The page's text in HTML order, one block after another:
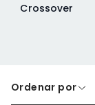
Crossover
A crédito
Ordenar por